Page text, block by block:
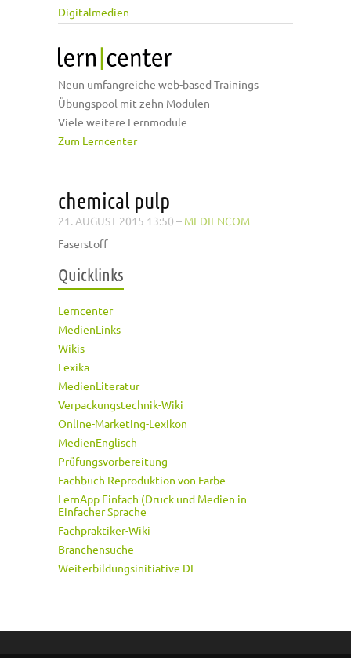
Digitalmedien
Neun umfangreiche web-based Trainings
Übungspool mit zehn Modulen
Viele weitere Lernmodule
Zum Lerncenter
chemical pulp
21. AUGUST 2015 13:50 – MEDIENCOM
Faserstoff
Quicklinks
Lerncenter
MedienLinks
Wikis
Lexika
MedienLiteratur
Verpackungstechnik-Wiki
Online-Marketing-Lexikon
MedienEnglisch
Prüfungsvorbereitung
Fachbuch Reproduktion von Farbe
LernApp Einfach (Druck und Medien in
Einfacher Sprache
Fachpraktiker-Wiki
Branchensuche
Weiterbildungsinitiative DI